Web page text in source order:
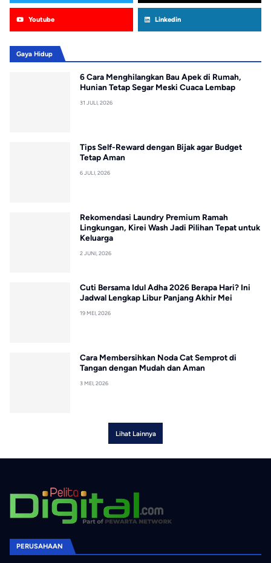
Youtube Linkedin
Gaya Hidup
6 Cara Menghilangkan Bau Apek di Rumah,
Hunian Tetap Segar Meski Cuaca Lembap
31 JULI, 2026
Tips Self-Reward dengan Bijak agar Budget
Tetap Aman
6 JULI, 2026
Rekomendasi Laundry Premium Ramah
Lingkungan, Kirei Wash Jadi Pilihan Tepat untuk
Keluarga
2 JUNI, 2026
Cuti Bersama Idul Adha 2026 Berapa Hari? Ini
Jadwal Lengkap Libur Panjang Akhir Mei
19 MEI, 2026
Cara Membersihkan Noda Cat Semprot di
Tangan dengan Mudah dan Aman
3 MEI, 2026
Lihat Lainnya
PERUSAHAAN